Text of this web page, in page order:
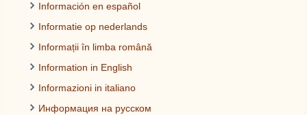
Información en español
Informatie op nederlands
Informații în limba română
Information in English
Informazioni in italiano
Информация на русском